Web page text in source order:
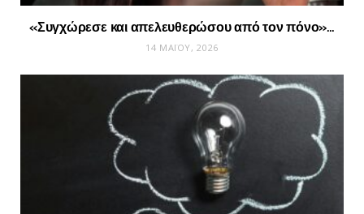
«Συγχώρεσε και απελευθερώσου από τον πόνο»…
14 ΜΑΪ́ΟΥ, 2026